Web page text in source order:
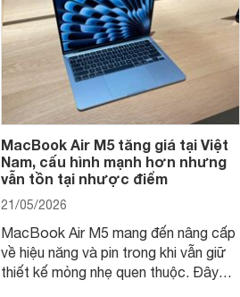
MacBook Air M5 tăng giá tại Việt
Nam, cấu hình mạnh hơn nhưng
vẫn tồn tại nhược điểm
21/05/2026
MacBook Air M5 mang đến nâng cấp
về hiệu năng và pin trong khi vẫn giữ
thiết kế mỏng nhẹ quen thuộc. Đây